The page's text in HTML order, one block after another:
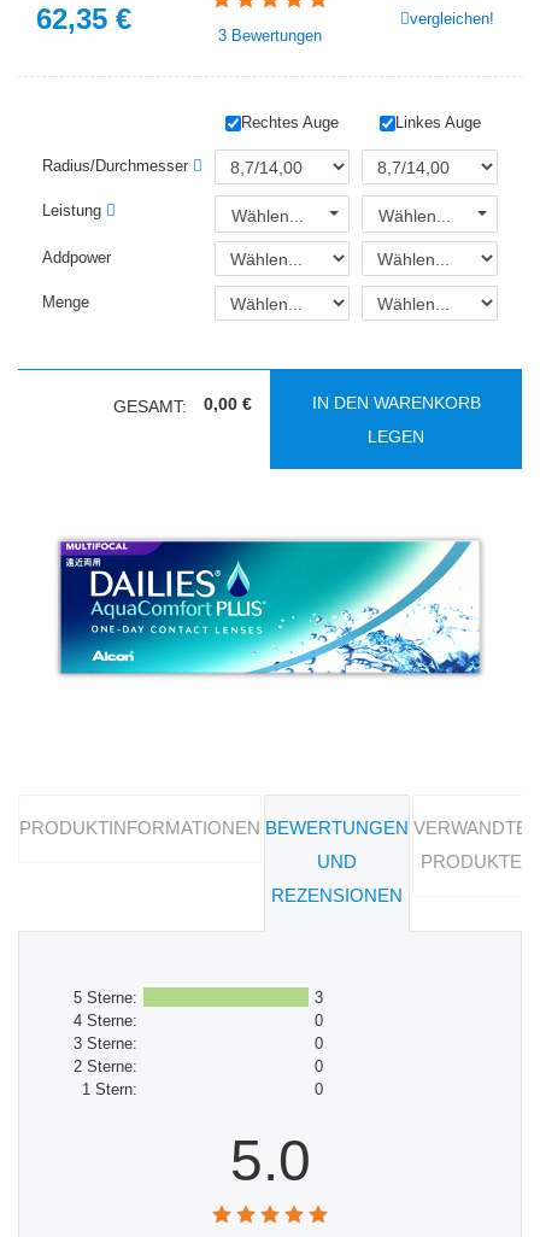
62,35 €
3Bewertungen
vergleichen!
Rechtes Auge Linkes Auge
Radius/Durchmesser
Leistung Wählen... Wählen...
Addpower
Menge
GESAMT: 0,00 €
IN DEN WARENKORB
LEGEN
PRODUKTINFORMATIONEN BEWERTUNGEN
UND
REZENSIONEN
VERWANDTE
PRODUKTE
5 Sterne:
3
4 Sterne:
0
3 Sterne:
0
2 Sterne:
0
1 Stern:
0
5.0